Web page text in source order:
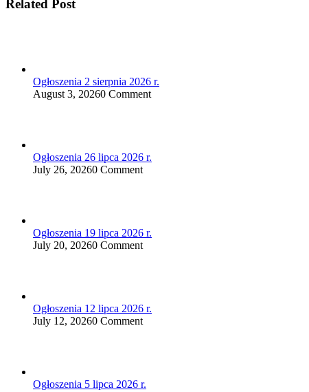
Related Post
Ogłoszenia 2 sierpnia 2026 r.
August 3, 20260 Comment
Ogłoszenia 26 lipca 2026 r.
July 26, 20260 Comment
Ogłoszenia 19 lipca 2026 r.
July 20, 20260 Comment
Ogłoszenia 12 lipca 2026 r.
July 12, 20260 Comment
Ogłoszenia 5 lipca 2026 r.